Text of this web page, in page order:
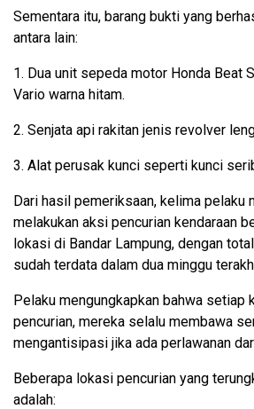
Sementara itu, barang bukti yang
antara lain:
1. Dua unit sepeda motor Honda Beat
Vario warna hitam.
2. Senjata api rakitan jenis revolver
3. Alat perusak kunci seperti kunci
Dari hasil pemeriksaan, kelima pelaku
melakukan aksi pencurian kendaraan
lokasi di Bandar Lampung, dengan
sudah terdata dalam dua minggu
Pelaku mengungkapkan bahwa setiap
pencurian, mereka selalu membawa
mengantisipasi jika ada perlawanan
Beberapa lokasi pencurian yang
adalah: